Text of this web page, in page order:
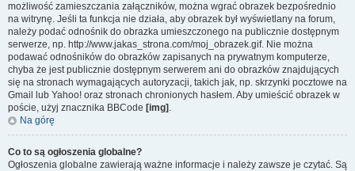
możliwość zamieszczania załączników, można wgrać obrazek bezpośrednio
na witrynę. Jeśli ta funkcja nie działa, aby obrazek był wyświetlany na forum,
należy podać odnośnik do obrazka umieszczonego na publicznie dostępnym
serwerze, np. http://www.jakas_strona.com/moj_obrazek.gif. Nie można
podawać odnośników do obrazków zapisanych na prywatnym komputerze,
chyba że jest publicznie dostępnym serwerem ani do obrazków znajdujących
się na stronach wymagających autoryzacji, takich jak, np. skrzynki pocztowe na
Gmail lub Yahoo! oraz stronach chronionych hasłem. Aby umieścić obrazek w
poście, użyj znacznika BBCode [img] .
Na górę
Co to są ogłoszenia globalne?
Ogłoszenia globalne zawierają ważne informacje i należy zawsze je czytać. Są